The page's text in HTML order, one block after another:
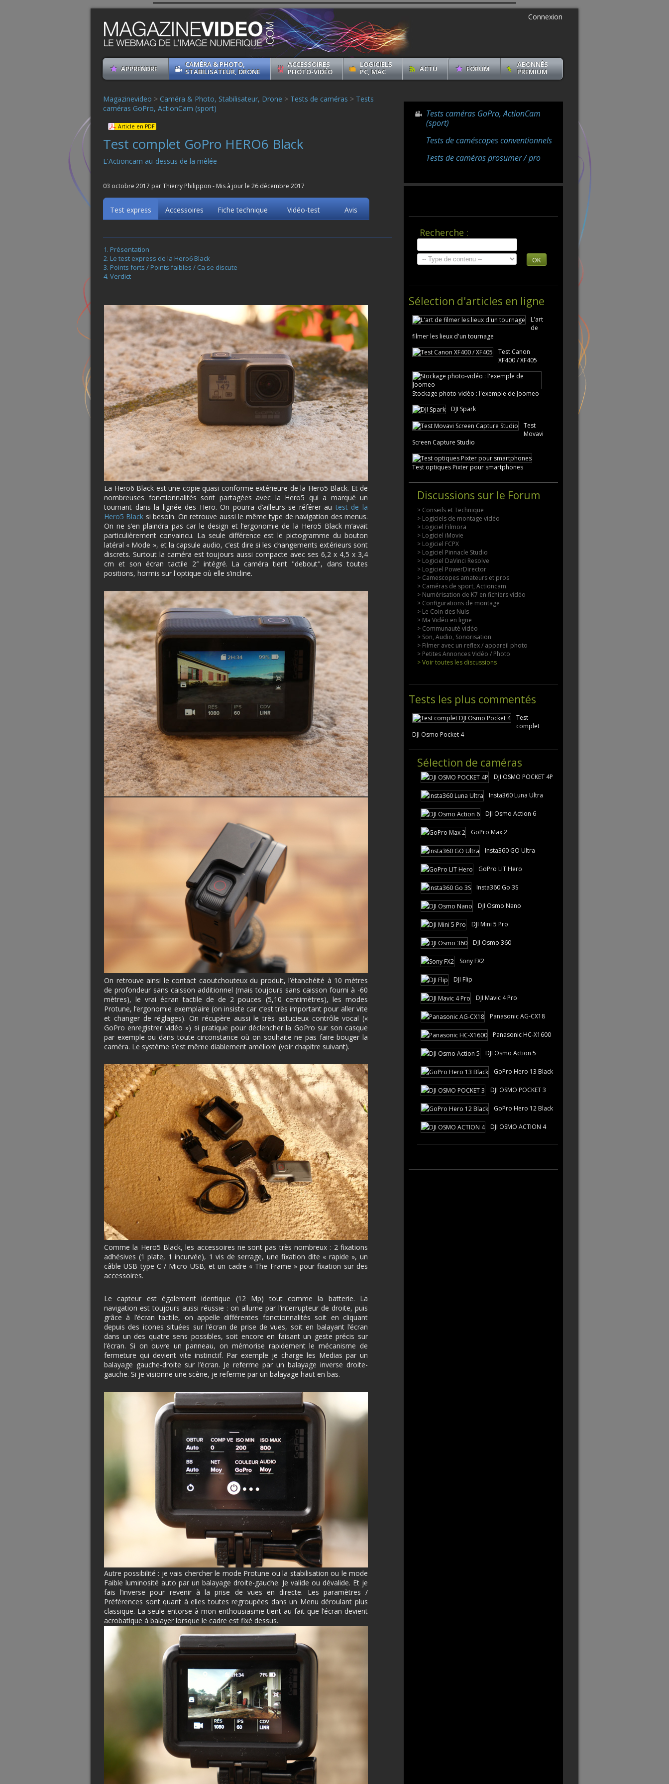
Connexion
APPRENDRE
CAMÉRA & PHOTO,
STABILISATEUR, DRONE
ACCESSOIRES
PHOTO-VIDÉO
LOGICIELS
PC, MAC
ACTU FORUM
ABONNÉS
PREMIUM
Magazinevideo > Caméra & Photo, Stabilisateur, Drone > Tests de caméras > Tests
caméras GoPro, ActionCam (sport)
Article en PDF
Test complet GoPro HERO6 Black
L'Actioncam au-dessus de la mêlée
03 octobre 2017 par Thierry Philippon - Mis à jour le 26 décembre 2017
Test express Accessoires Fiche technique Vidéo-test Avis
Présentation
Le test express de la Hero6 Black
Points forts / Points faibles / Ca se discute
Verdict
La Hero6 Black est une copie quasi conforme extérieure de la Hero5 Black. Et de
nombreuses fonctionnalités sont partagées avec la Hero5 qui a marqué un
tournant dans la lignée des Hero. On pourra d’ailleurs se référer autest de la
Hero5 Black si besoin. On retrouve aussi le même type de navigation des menus.
On ne s’en plaindra pas car le design et l’ergonomie de la Hero5 Black m’avait
particulièrement convaincu. La seule différence est le pictogramme du bouton
latéral « Mode », et la capsule audio, c’est dire si les changements extérieurs sont
discrets. Surtout la caméra est toujours aussi compacte avec ses 6,2 x 4,5 x 3,4
cm et son écran tactile 2″ intégré. La caméra tient "debout", dans toutes
positions, hormis sur l'optique où elle s’incline.
On retrouve ainsi le contact caoutchouteux du produit, l’étanchéité à 10 mètres
de profondeur sans caisson additionnel (mais toujours sans caisson fourni à -60
mètres), le vrai écran tactile de de 2 pouces (5,10 centimètres), les modes
Protune, l’ergonomie exemplaire (on insiste car c’est très important pour aller vite
et changer de réglages). On récupère aussi le très astucieux contrôle vocal («
GoPro enregistrer vidéo ») si pratique pour déclencher la GoPro sur son casque
par exemple ou dans toute circonstance où on souhaite ne pas faire bouger la
caméra. Le système s’est même diablement amélioré (voir chapitre suivant).
Comme la Hero5 Black, les accessoires ne sont pas très nombreux : 2 fixations
adhésives (1 plate, 1 incurvée), 1 vis de serrage, une fixation dite « rapide », un
câble USB type C / Micro USB, et un cadre « The Frame » pour fixation sur des
accessoires.
Le capteur est également identique (12 Mp) tout comme la batterie. La
navigation est toujours aussi réussie : on allume par l’interrupteur de droite, puis
grâce à l’écran tactile, on appelle différentes fonctionnalités soit en cliquant
depuis des icones situées sur l’écran de prise de vues, soit en balayant l’écran
dans un des quatre sens possibles, soit encore en faisant un geste précis sur
l’écran. Si on ouvre un panneau, on mémorise rapidement le mécanisme de
fermeture qui devient vite instinctif. Par exemple je charge les Medias par un
balayage gauche-droite sur l’écran. Je referme par un balayage inverse droite-
gauche. Si je visionne une scène, je referme par un balayage haut en bas.
Autre possibilité : je vais chercher le mode Protune ou la stabilisation ou le mode
Faible luminosité auto par un balayage droite-gauche. Je valide ou dévalide. Et je
fais l’inverse pour revenir à la prise de vues en directe. Les paramètres /
Préférences sont quant à elles toutes regroupées dans un Menu déroulant plus
classique. La seule entorse à mon enthousiasme tient au fait que l’écran devient
acrobatique à balayer lorsque le cadre est fixé dessus.
Tests caméras GoPro, ActionCam
(sport)
Tests de caméscopes conventionnels
Tests de caméras prosumer / pro
Recherche :
OK
Sélection d'articles en ligne
L'art
de
filmer les lieux d'un tournage
Test Canon
XF400 / XF405
Stockage photo-vidéo : l'exemple de Joomeo
DJI Spark
Test
Movavi
Screen Capture Studio
Test optiques Pixter pour smartphones
Discussions sur le Forum
> Conseils et Technique
> Logiciels de montage vidéo
> Logiciel Filmora
> Logiciel iMovie
> Logiciel FCPX
> Logiciel Pinnacle Studio
> Logiciel DaVinci Resolve
> Logiciel PowerDirector
> Camescopes amateurs et pros
> Caméras de sport, Actioncam
> Numérisation de K7 en fichiers vidéo
> Configurations de montage
> Le Coin des Nuls
> Ma Vidéo en ligne
> Communauté vidéo
> Son, Audio, Sonorisation
> Filmer avec un reflex / appareil photo
> Petites Annonces Vidéo / Photo
> Voir toutes les discussions
Tests les plus commentés
Test
complet
DJI Osmo Pocket 4
Sélection de caméras
DJI OSMO POCKET 4P
Insta360 Luna Ultra
DJI Osmo Action 6
GoPro Max 2
Insta360 GO Ultra
GoPro LIT Hero
Insta360 Go 3S
DJI Osmo Nano
DJI Mini 5 Pro
DJI Osmo 360
Sony FX2
DJI Flip
DJI Mavic 4 Pro
Panasonic AG-CX18
Panasonic HC-X1600
DJI Osmo Action 5
GoPro Hero 13 Black
DJI OSMO POCKET 3
GoPro Hero 12 Black
DJI OSMO ACTION 4